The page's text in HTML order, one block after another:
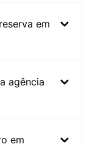
em
agência
em